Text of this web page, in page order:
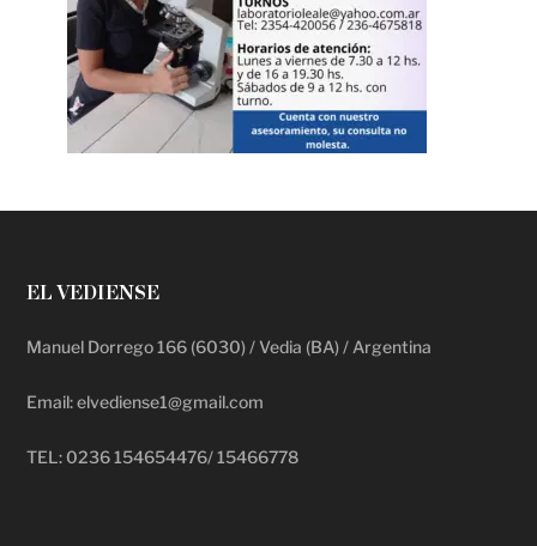
EL VEDIENSE
Manuel Dorrego 166 (6030) / Vedia (BA) / Argentina
Email: elvediense1@gmail.com
TEL: 0236 154654476/ 15466778